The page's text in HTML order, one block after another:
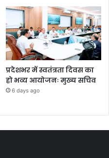
प्रदेशभर में स्वतंत्रता दिवस का
हो भव्य आयोजनः मुख्य सचिव
6 days ago